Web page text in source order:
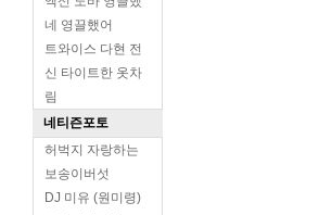
네 영끌했어
트와이스 다현 전
신 타이트한 옷차
림
네티즌포토
허벅지 자랑하는
보송이버섯
DJ 미유 (원미령)